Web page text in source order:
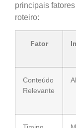
principais
roteiro:
Fator
Conteúdo
Relevante